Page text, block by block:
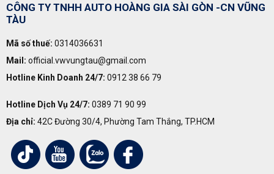
CÔNG TY TNHH AUTO HOÀNG GIA SÀI GÒN -CN VŨNG
TÀU
Mã số thuế: 0314036631
Mail: official.vwvungtau@gmail.com
Hotline Kinh Doanh 24/7: 0912 38 66 79
Hotline Dịch Vụ 24/7: 0389 71 90 99
Địa chỉ: 42C Đường 30/4, Phường Tam Thắng, TP.HCM